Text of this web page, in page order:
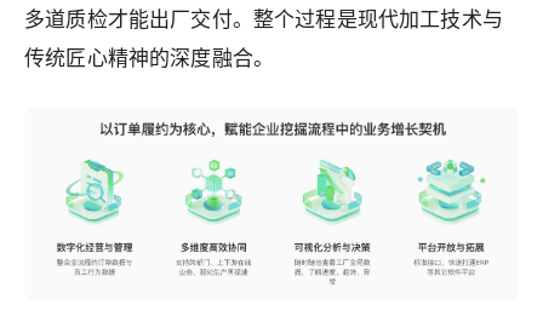
多道质检才能出厂交付。整个过程是现代加工技术与
传统匠心精神的深度融合。